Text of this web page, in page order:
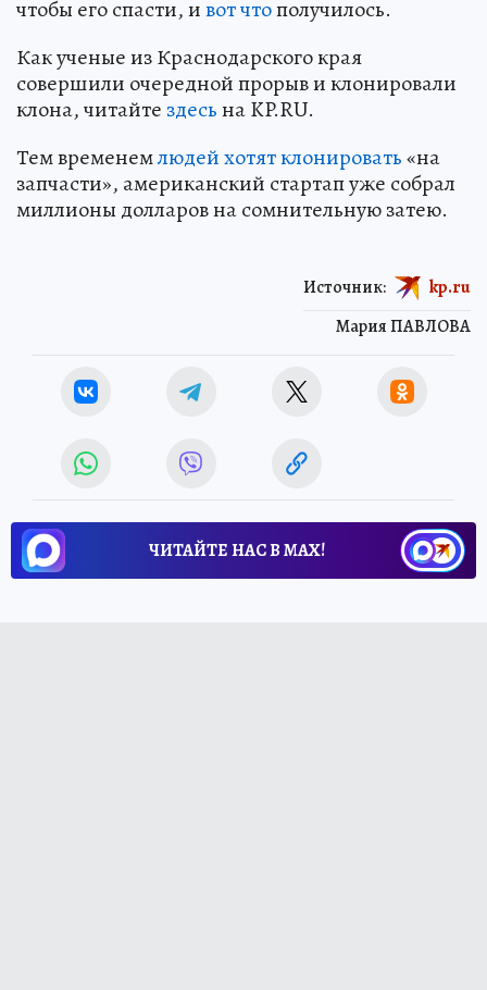
чтобы его спасти, ивот чтополучилось.
Как ученые из Краснодарского края
совершили очередной прорыв и клонировали
клона, читайте здесьна KP.RU.
Тем временемлюдей хотят клонировать«на
запчасти», американский стартап уже собрал
миллионы долларов на сомнительную затею.
Мария ПАВЛОВА
Источник: kp.ru
ЧИТАЙТЕ НАС В МАХ!